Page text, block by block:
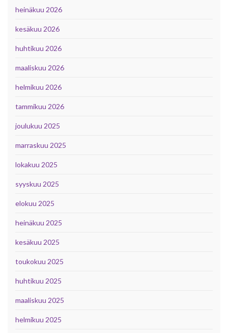
heinäkuu 2026
kesäkuu 2026
huhtikuu 2026
maaliskuu 2026
helmikuu 2026
tammikuu 2026
joulukuu 2025
marraskuu 2025
lokakuu 2025
syyskuu 2025
elokuu 2025
heinäkuu 2025
kesäkuu 2025
toukokuu 2025
huhtikuu 2025
maaliskuu 2025
helmikuu 2025